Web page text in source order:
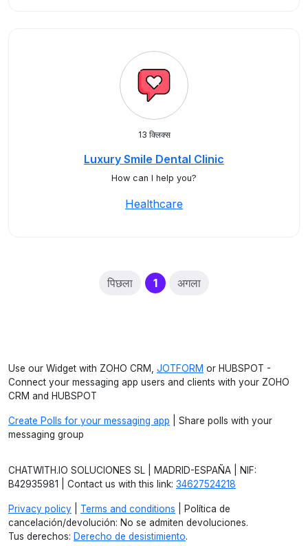
13 क्लिक्स
Luxury Smile Dental Clinic
How can I help you?
Healthcare
पिछला 1(current)
अगला
Use our Widget with ZOHO CRM, JOTFORM or HUBSPOT -
Connect your messaging app users and clients with your ZOHO
CRM and HUBSPOT
Create Polls for your messaging app | Share polls with your
messaging group
CHATWITH.IO SOLUCIONES SL | MADRID-ESPAÑA | NIF:
B42935981 | Contact us with this link: 34627524218
Privacy policy Terms and conditions | Política de
cancelación/devolución: No se admiten devoluciones.
Tus derechos: Derecho de desistimiento.